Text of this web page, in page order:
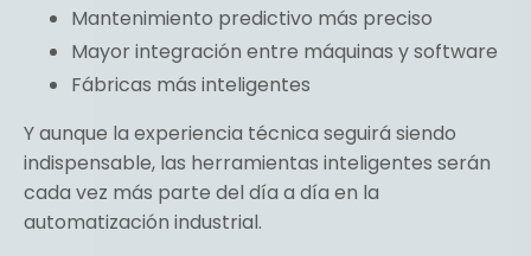
Mantenimiento predictivo más preciso
Mayor integración entre máquinas y software
Fábricas más inteligentes
Y aunque la experiencia técnica seguirá siendo
indispensable, las herramientas inteligentes serán
cada vez más parte del día a día en la
automatización industrial.